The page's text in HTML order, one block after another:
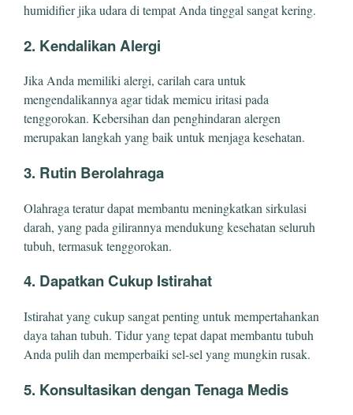
humidifier jika udara di tempat Anda tinggal sangat kering.
2. Kendalikan Alergi
Jika Anda memiliki alergi, carilah cara untuk
mengendalikannya agar tidak memicu iritasi pada
tenggorokan. Kebersihan dan penghindaran alergen
merupakan langkah yang baik untuk menjaga kesehatan.
3. Rutin Berolahraga
Olahraga teratur dapat membantu meningkatkan sirkulasi
darah, yang pada gilirannya mendukung kesehatan seluruh
tubuh, termasuk tenggorokan.
4. Dapatkan Cukup Istirahat
Istirahat yang cukup sangat penting untuk mempertahankan
daya tahan tubuh. Tidur yang tepat dapat membantu tubuh
Anda pulih dan memperbaiki sel-sel yang mungkin rusak.
5. Konsultasikan dengan Tenaga Medis